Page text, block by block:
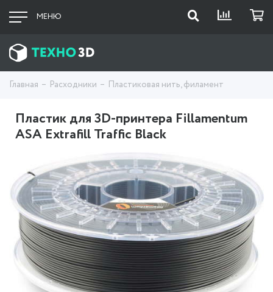
МЕНЮ
Главная Расходники Пластиковая нить, филамент
Пластик для 3D-принтера Fillamentum
ASA Extrafill Traffic Black